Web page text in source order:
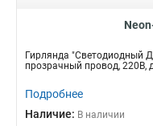
Гирлянда "Светодиодный
прозрачный провод, 220В,
Подробнее
Наличие: В наличии